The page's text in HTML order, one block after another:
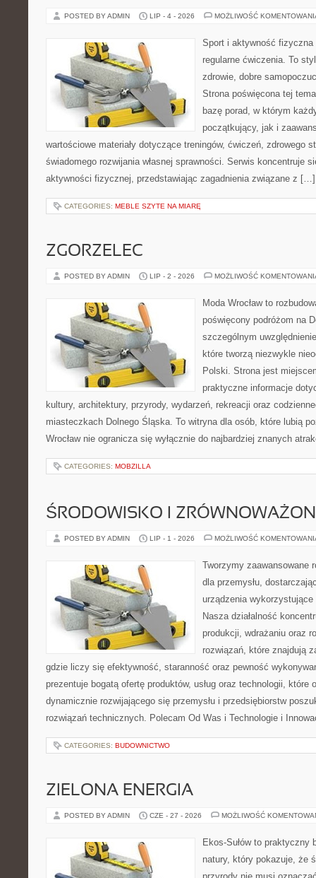
POSTED BY ADMIN LIP - 4 - 2026 MOŻLIWOŚĆ
Sport i aktywność
regularne ćwiczenia. To
zdrowie, dobre
Strona poświęcona tej
bazę porad, w którym
początkujący, jak i
wartościowe materiały dotyczące treningów, ćwiczeń, zdrowego
świadomego rozwijania własnej sprawności. Serwis koncentruje
aktywności fizycznej, przedstawiając zagadnienia związane z […]
CATEGORIES: MEBLE SZYTE NA MIARĘ
ZGORZELEC
POSTED BY ADMIN LIP - 2 - 2026 MOŻLIWOŚĆ
Moda Wrocław to
poświęcony podróżom na
szczególnym
które tworzą niezwykle
Polski. Strona jest
praktyczne informacje
kultury, architektury, przyrody, wydarzeń, rekreacji oraz
miasteczkach Dolnego Śląska. To witryna dla osób, które lubią
Wrocław nie ogranicza się wyłącznie do najbardziej znanych
CATEGORIES: MOBZILLA
ŚRODOWISKO I
POSTED BY ADMIN LIP - 1 - 2026 MOŻLIWOŚĆ
Tworzymy zaawansowane
dla przemysłu,
urządzenia
Nasza działalność
produkcji, wdrażaniu oraz
rozwiązań, które znajdują
gdzie liczy się efektywność, staranność oraz pewność
prezentuje bogatą ofertę produktów, usług oraz technologii, które
dynamicznie rozwijającego się przemysłu i przedsiębiorstw
rozwiązań technicznych. Polecam Od Was i Technologie i
CATEGORIES: BUDOWNICTWO
ZIELONA ENERGIA
POSTED BY ADMIN CZE - 27 - 2026 MOŻLIWOŚĆ
Ekos-Sułów to praktyczny
natury, który pokazuje, że